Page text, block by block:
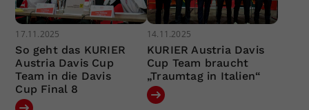
17.11.2025
So geht das KURIER
Austria Davis Cup
Team in die Davis
Cup Final 8
14.11.2025
KURIER Austria Davis
Cup Team braucht
„Traumtag in Italien“